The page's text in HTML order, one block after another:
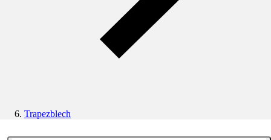
Trapezblech